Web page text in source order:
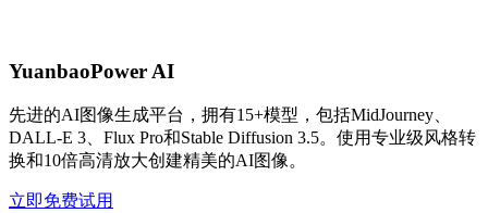
YuanbaoPower AI
先进的AI图像生成平台，拥有15+模型，包括MidJourney、
DALL-E 3、Flux Pro和Stable Diffusion 3.5。使用专业级风格转
换和10倍高清放大创建精美的AI图像。
立即免费试用